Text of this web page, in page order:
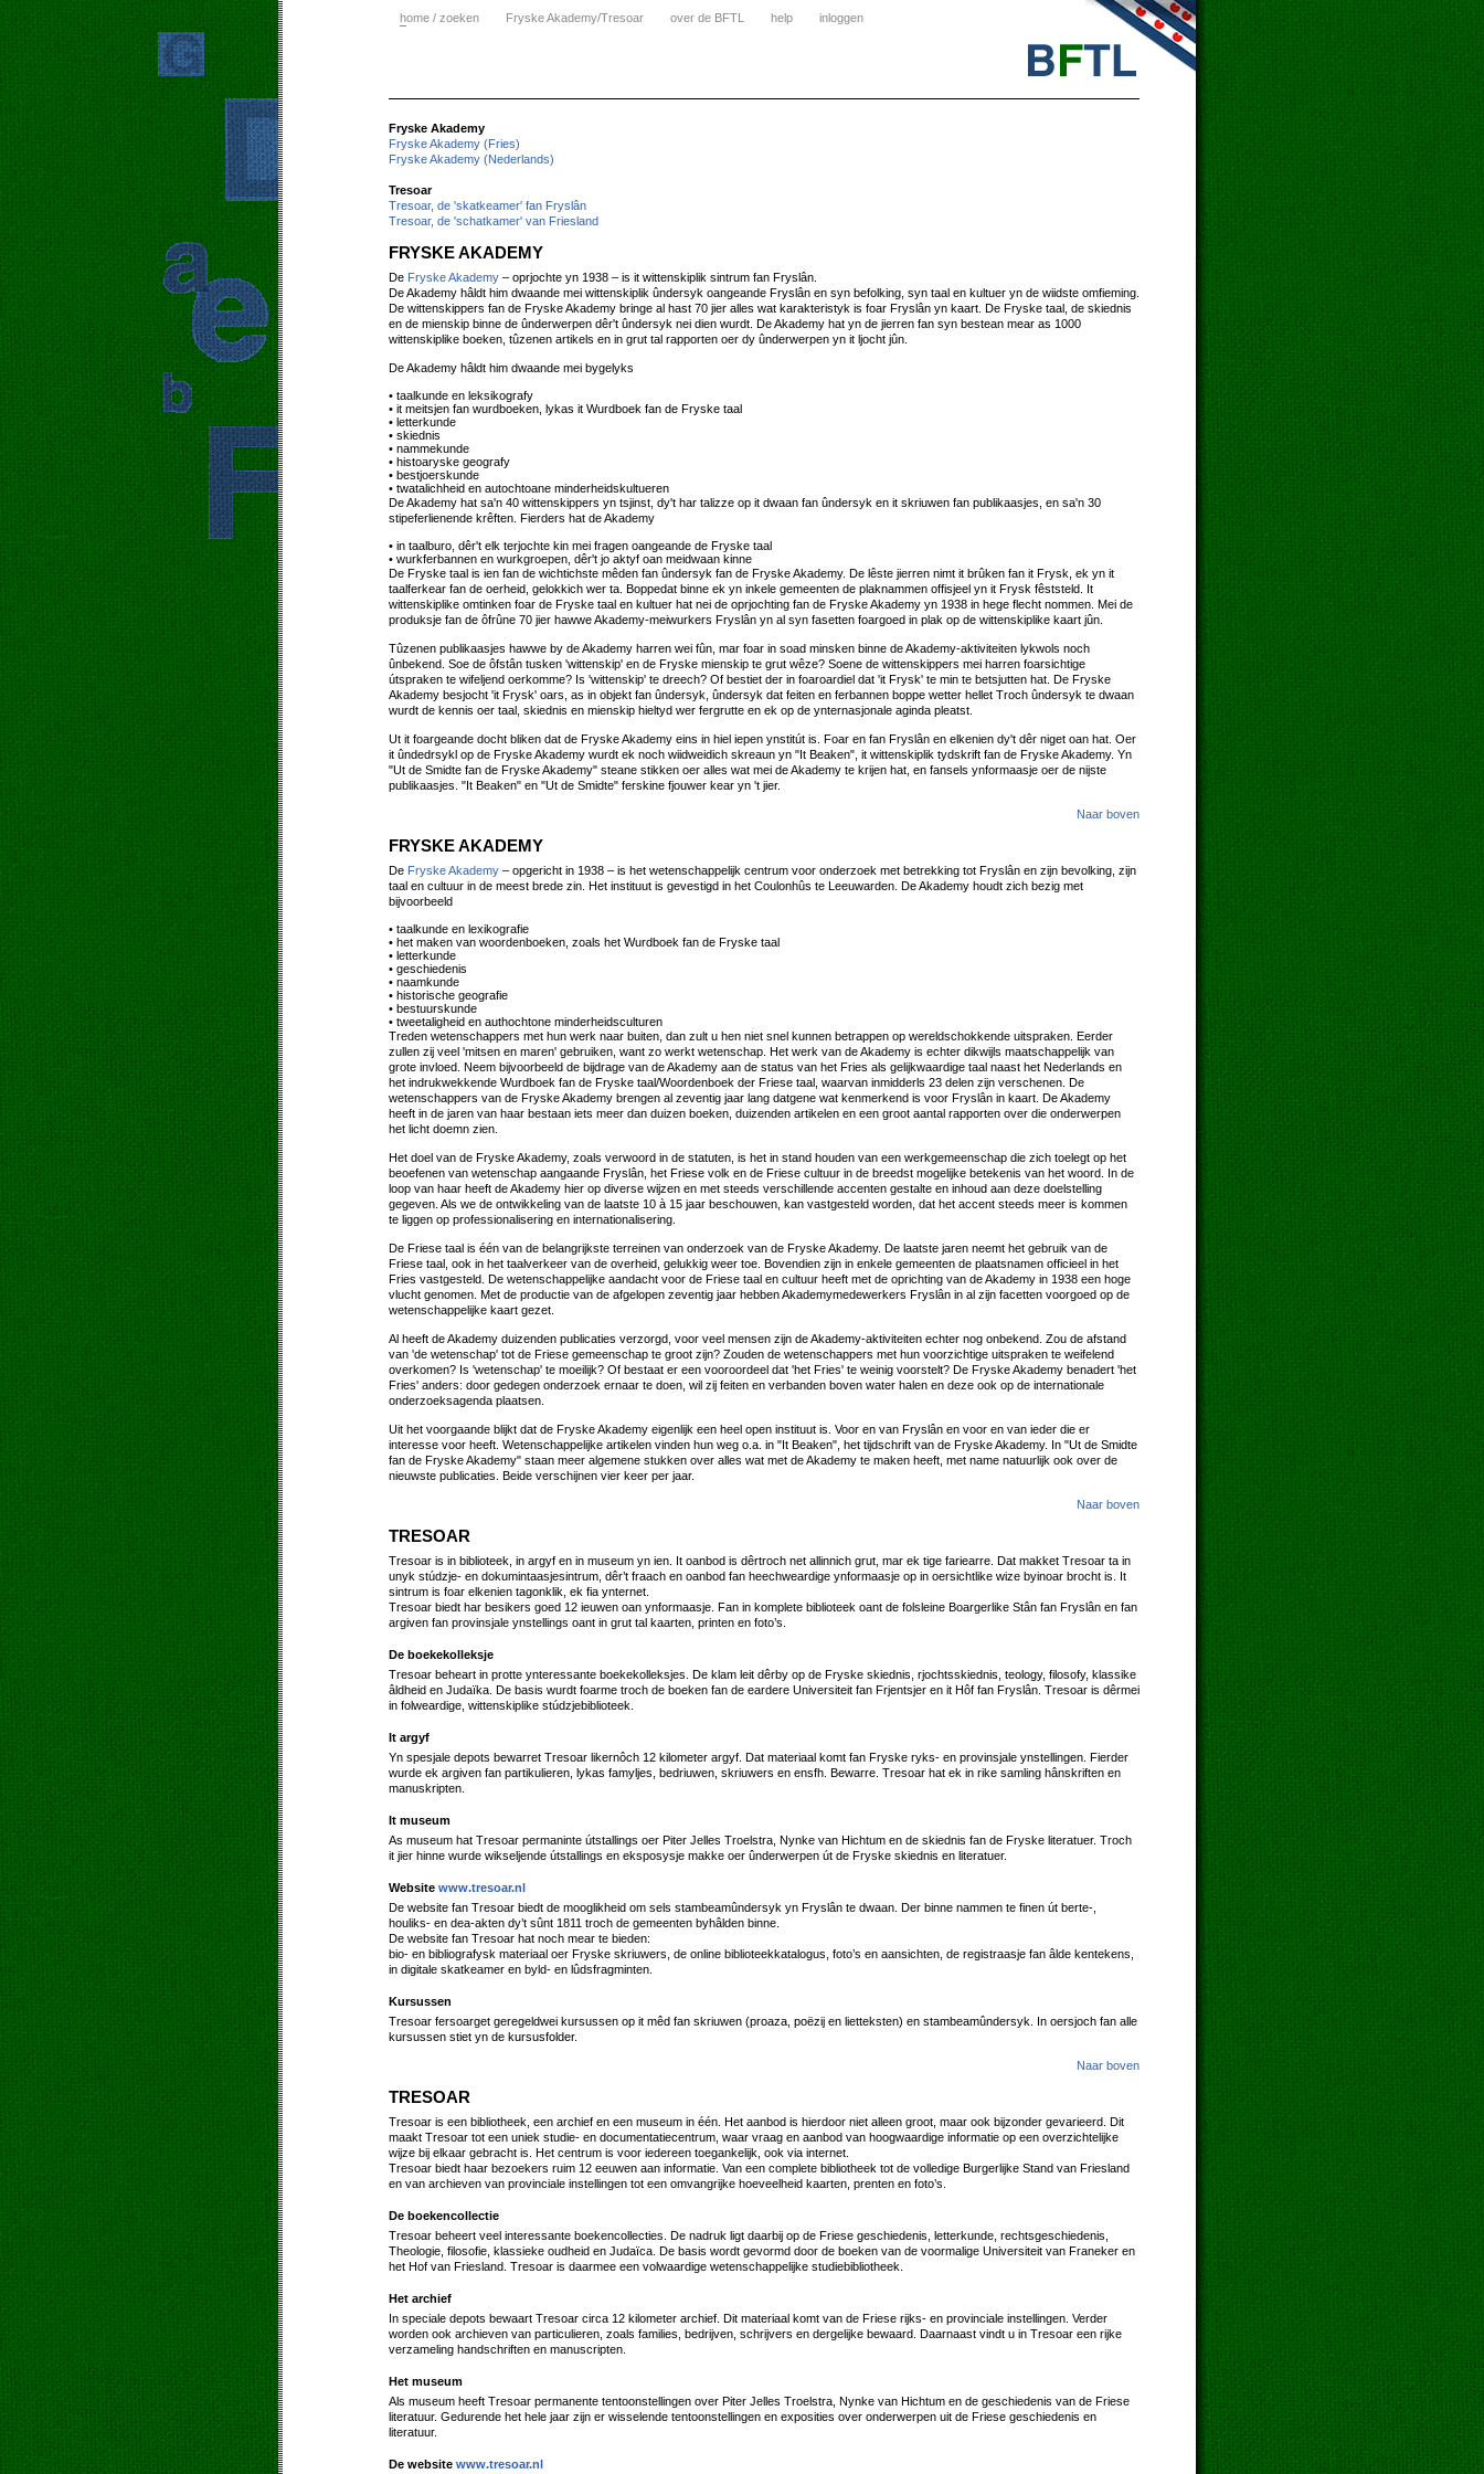
home / zoeken Fryske Akademy/Tresoar over de BFTL help inloggen
Fryske Akademy
Fryske Akademy (Fries)
Fryske Akademy (Nederlands)
Tresoar
Tresoar, de 'skatkeamer' fan Fryslân
Tresoar, de 'schatkamer' van Friesland
FRYSKE AKADEMY
De Fryske Akademy – oprjochte yn 1938 – is it wittenskiplik sintrum fan Fryslân.
De Akademy hâldt him dwaande mei wittenskiplik ûndersyk oangeande Fryslân en syn befolking, syn taal en kultuer yn de wiidste omfieming.
De wittenskippers fan de Fryske Akademy bringe al hast 70 jier alles wat karakteristyk is foar Fryslân yn kaart. De Fryske taal, de skiednis
en de mienskip binne de ûnderwerpen dêr't ûndersyk nei dien wurdt. De Akademy hat yn de jierren fan syn bestean mear as 1000
wittenskiplike boeken, tûzenen artikels en in grut tal rapporten oer dy ûnderwerpen yn it ljocht jûn.
De Akademy hâldt him dwaande mei bygelyks
• taalkunde en leksikografy
• it meitsjen fan wurdboeken, lykas it Wurdboek fan de Fryske taal
• letterkunde
• skiednis
• nammekunde
• histoaryske geografy
• bestjoerskunde
• twatalichheid en autochtoane minderheidskultueren
De Akademy hat sa'n 40 wittenskippers yn tsjinst, dy't har talizze op it dwaan fan ûndersyk en it skriuwen fan publikaasjes, en sa'n 30
stipeferlienende krêften. Fierders hat de Akademy
• in taalburo, dêr't elk terjochte kin mei fragen oangeande de Fryske taal
• wurkferbannen en wurkgroepen, dêr't jo aktyf oan meidwaan kinne
De Fryske taal is ien fan de wichtichste mêden fan ûndersyk fan de Fryske Akademy. De lêste jierren nimt it brûken fan it Frysk, ek yn it
taalferkear fan de oerheid, gelokkich wer ta. Boppedat binne ek yn inkele gemeenten de plaknammen offisjeel yn it Frysk fêststeld. It
wittenskiplike omtinken foar de Fryske taal en kultuer hat nei de oprjochting fan de Fryske Akademy yn 1938 in hege flecht nommen. Mei de
produksje fan de ôfrûne 70 jier hawwe Akademy-meiwurkers Fryslân yn al syn fasetten foargoed in plak op de wittenskiplike kaart jûn.
Tûzenen publikaasjes hawwe by de Akademy harren wei fûn, mar foar in soad minsken binne de Akademy-aktiviteiten lykwols noch
ûnbekend. Soe de ôfstân tusken 'wittenskip' en de Fryske mienskip te grut wêze? Soene de wittenskippers mei harren foarsichtige
útspraken te wifeljend oerkomme? Is 'wittenskip' te dreech? Of bestiet der in foaroardiel dat 'it Frysk' te min te betsjutten hat. De Fryske
Akademy besjocht 'it Frysk' oars, as in objekt fan ûndersyk, ûndersyk dat feiten en ferbannen boppe wetter hellet Troch ûndersyk te dwaan
wurdt de kennis oer taal, skiednis en mienskip hieltyd wer fergrutte en ek op de ynternasjonale aginda pleatst.
Ut it foargeande docht bliken dat de Fryske Akademy eins in hiel iepen ynstitút is. Foar en fan Fryslân en elkenien dy't dêr niget oan hat. Oer
it ûndedrsykl op de Fryske Akademy wurdt ek noch wiidweidich skreaun yn "It Beaken", it wittenskiplik tydskrift fan de Fryske Akademy. Yn
"Ut de Smidte fan de Fryske Akademy" steane stikken oer alles wat mei de Akademy te krijen hat, en fansels ynformaasje oer de nijste
publikaasjes. "It Beaken" en "Ut de Smidte" ferskine fjouwer kear yn 't jier.
Naar boven
FRYSKE AKADEMY
De Fryske Akademy – opgericht in 1938 – is het wetenschappelijk centrum voor onderzoek met betrekking tot Fryslân en zijn bevolking, zijn
taal en cultuur in de meest brede zin. Het instituut is gevestigd in het Coulonhûs te Leeuwarden. De Akademy houdt zich bezig met
bijvoorbeeld
• taalkunde en lexikografie
• het maken van woordenboeken, zoals het Wurdboek fan de Fryske taal
• letterkunde
• geschiedenis
• naamkunde
• historische geografie
• bestuurskunde
• tweetaligheid en authochtone minderheidsculturen
Treden wetenschappers met hun werk naar buiten, dan zult u hen niet snel kunnen betrappen op wereldschokkende uitspraken. Eerder
zullen zij veel 'mitsen en maren' gebruiken, want zo werkt wetenschap. Het werk van de Akademy is echter dikwijls maatschappelijk van
grote invloed. Neem bijvoorbeeld de bijdrage van de Akademy aan de status van het Fries als gelijkwaardige taal naast het Nederlands en
het indrukwekkende Wurdboek fan de Fryske taal/Woordenboek der Friese taal, waarvan inmidderls 23 delen zijn verschenen. De
wetenschappers van de Fryske Akademy brengen al zeventig jaar lang datgene wat kenmerkend is voor Fryslân in kaart. De Akademy
heeft in de jaren van haar bestaan iets meer dan duizen boeken, duizenden artikelen en een groot aantal rapporten over die onderwerpen
het licht doemn zien.
Het doel van de Fryske Akademy, zoals verwoord in de statuten, is het in stand houden van een werkgemeenschap die zich toelegt op het
beoefenen van wetenschap aangaande Fryslân, het Friese volk en de Friese cultuur in de breedst mogelijke betekenis van het woord. In de
loop van haar heeft de Akademy hier op diverse wijzen en met steeds verschillende accenten gestalte en inhoud aan deze doelstelling
gegeven. Als we de ontwikkeling van de laatste 10 à 15 jaar beschouwen, kan vastgesteld worden, dat het accent steeds meer is kommen
te liggen op professionalisering en internationalisering.
De Friese taal is één van de belangrijkste terreinen van onderzoek van de Fryske Akademy. De laatste jaren neemt het gebruik van de
Friese taal, ook in het taalverkeer van de overheid, gelukkig weer toe. Bovendien zijn in enkele gemeenten de plaatsnamen officieel in het
Fries vastgesteld. De wetenschappelijke aandacht voor de Friese taal en cultuur heeft met de oprichting van de Akademy in 1938 een hoge
vlucht genomen. Met de productie van de afgelopen zeventig jaar hebben Akademymedewerkers Fryslân in al zijn facetten voorgoed op de
wetenschappelijke kaart gezet.
Al heeft de Akademy duizenden publicaties verzorgd, voor veel mensen zijn de Akademy-aktiviteiten echter nog onbekend. Zou de afstand
van 'de wetenschap' tot de Friese gemeenschap te groot zijn? Zouden de wetenschappers met hun voorzichtige uitspraken te weifelend
overkomen? Is 'wetenschap' te moeilijk? Of bestaat er een vooroordeel dat 'het Fries' te weinig voorstelt? De Fryske Akademy benadert 'het
Fries' anders: door gedegen onderzoek ernaar te doen, wil zij feiten en verbanden boven water halen en deze ook op de internationale
onderzoeksagenda plaatsen.
Uit het voorgaande blijkt dat de Fryske Akademy eigenlijk een heel open instituut is. Voor en van Fryslân en voor en van ieder die er
interesse voor heeft. Wetenschappelijke artikelen vinden hun weg o.a. in "It Beaken", het tijdschrift van de Fryske Akademy. In "Ut de Smidte
fan de Fryske Akademy" staan meer algemene stukken over alles wat met de Akademy te maken heeft, met name natuurlijk ook over de
nieuwste publicaties. Beide verschijnen vier keer per jaar.
Naar boven
TRESOAR
Tresoar is in biblioteek, in argyf en in museum yn ien. It oanbod is dêrtroch net allinnich grut, mar ek tige fariearre. Dat makket Tresoar ta in
unyk stúdzje- en dokumintaasjesintrum, dêr’t fraach en oanbod fan heechweardige ynformaasje op in oersichtlike wize byinoar brocht is. It
sintrum is foar elkenien tagonklik, ek fia ynternet.
Tresoar biedt har besikers goed 12 ieuwen oan ynformaasje. Fan in komplete biblioteek oant de folsleine Boargerlike Stân fan Fryslân en fan
argiven fan provinsjale ynstellings oant in grut tal kaarten, printen en foto’s.
De boekekolleksje
Tresoar beheart in protte ynteressante boekekolleksjes. De klam leit dêrby op de Fryske skiednis, rjochtsskiednis, teology, filosofy, klassike
âldheid en Judaïka. De basis wurdt foarme troch de boeken fan de eardere Universiteit fan Frjentsjer en it Hôf fan Fryslân. Tresoar is dêrmei
in folweardige, wittenskiplike stúdzjebiblioteek.
It argyf
Yn spesjale depots bewarret Tresoar likernôch 12 kilometer argyf. Dat materiaal komt fan Fryske ryks- en provinsjale ynstellingen. Fierder
wurde ek argiven fan partikulieren, lykas famyljes, bedriuwen, skriuwers en ensfh. Bewarre. Tresoar hat ek in rike samling hânskriften en
manuskripten.
It museum
As museum hat Tresoar permaninte útstallings oer Piter Jelles Troelstra, Nynke van Hichtum en de skiednis fan de Fryske literatuer. Troch
it jier hinne wurde wikseljende útstallings en eksposysje makke oer ûnderwerpen út de Fryske skiednis en literatuer.
Website www.tresoar.nl
De website fan Tresoar biedt de mooglikheid om sels stambeamûndersyk yn Fryslân te dwaan. Der binne nammen te finen út berte-,
houliks- en dea-akten dy’t sûnt 1811 troch de gemeenten byhâlden binne.
De website fan Tresoar hat noch mear te bieden:
bio- en bibliografysk materiaal oer Fryske skriuwers, de online biblioteekkatalogus, foto’s en aansichten, de registraasje fan âlde kentekens,
in digitale skatkeamer en byld- en lûdsfragminten.
Kursussen
Tresoar fersoarget geregeldwei kursussen op it mêd fan skriuwen (proaza, poëzij en lietteksten) en stambeamûndersyk. In oersjoch fan alle
kursussen stiet yn de kursusfolder.
Naar boven
TRESOAR
Tresoar is een bibliotheek, een archief en een museum in één. Het aanbod is hierdoor niet alleen groot, maar ook bijzonder gevarieerd. Dit
maakt Tresoar tot een uniek studie- en documentatiecentrum, waar vraag en aanbod van hoogwaardige informatie op een overzichtelijke
wijze bij elkaar gebracht is. Het centrum is voor iedereen toegankelijk, ook via internet.
Tresoar biedt haar bezoekers ruim 12 eeuwen aan informatie. Van een complete bibliotheek tot de volledige Burgerlijke Stand van Friesland
en van archieven van provinciale instellingen tot een omvangrijke hoeveelheid kaarten, prenten en foto’s.
De boekencollectie
Tresoar beheert veel interessante boekencollecties. De nadruk ligt daarbij op de Friese geschiedenis, letterkunde, rechtsgeschiedenis,
Theologie, filosofie, klassieke oudheid en Judaïca. De basis wordt gevormd door de boeken van de voormalige Universiteit van Franeker en
het Hof van Friesland. Tresoar is daarmee een volwaardige wetenschappelijke studiebibliotheek.
Het archief
In speciale depots bewaart Tresoar circa 12 kilometer archief. Dit materiaal komt van de Friese rijks- en provinciale instellingen. Verder
worden ook archieven van particulieren, zoals families, bedrijven, schrijvers en dergelijke bewaard. Daarnaast vindt u in Tresoar een rijke
verzameling handschriften en manuscripten.
Het museum
Als museum heeft Tresoar permanente tentoonstellingen over Piter Jelles Troelstra, Nynke van Hichtum en de geschiedenis van de Friese
literatuur. Gedurende het hele jaar zijn er wisselende tentoonstellingen en exposities over onderwerpen uit de Friese geschiedenis en
literatuur.
De website www.tresoar.nl